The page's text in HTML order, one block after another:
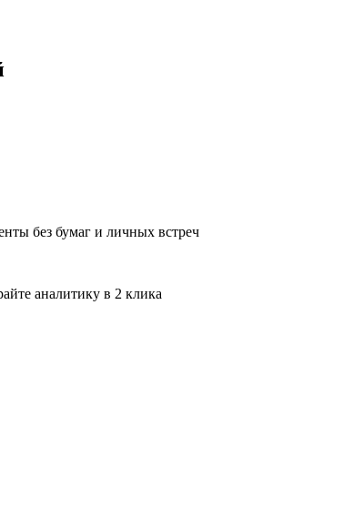
без бумаг и личных встреч
аналитику в 2 клика